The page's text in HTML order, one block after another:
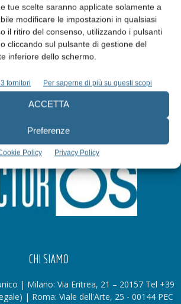
tue scelte saranno applicate solamente a
modificare le impostazioni in qualsiasi
il ritiro del consenso, utilizzando i pulsanti
cliccando sul pulsante di gestione del
inferiore dello schermo.
fornitori Per saperne di più su questi scopi
ACCETTA
Preferenze
Policy Privacy Policy
CHI SIAMO
| Milano: Via Eritrea, 21 – 20157 Tel +39
| Roma: Viale dell'Arte, 25 - 00144 PEC